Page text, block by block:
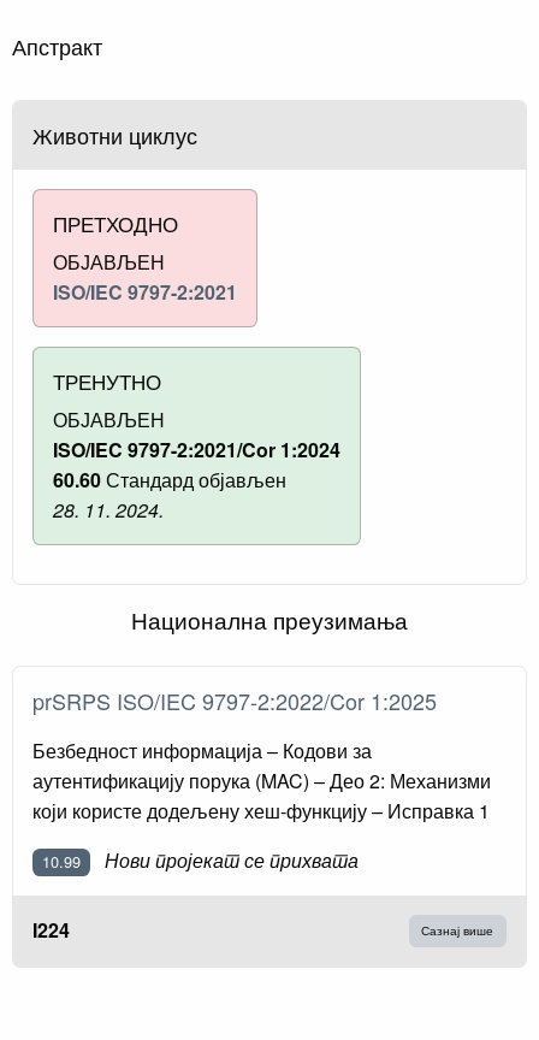
Апстракт
Животни циклус
ПРЕТХОДНО
ОБЈАВЉЕН
ISO/IEC 9797-2:2021
ТРЕНУТНО
ОБЈАВЉЕН
ISO/IEC 9797-2:2021/Cor 1:2024
60.60Стандард објављен
28. 11. 2024.
Национална преузимања
prSRPS ISO/IEC 9797-2:2022/Cor 1:2025
Безбедност информација – Кодови за
аутентификацију порука (MAC) – Део 2: Механизми
који користе додељену хеш-функцију – Исправка 1
10.99 Нови пројекат се прихвата
I224 Сазнај више